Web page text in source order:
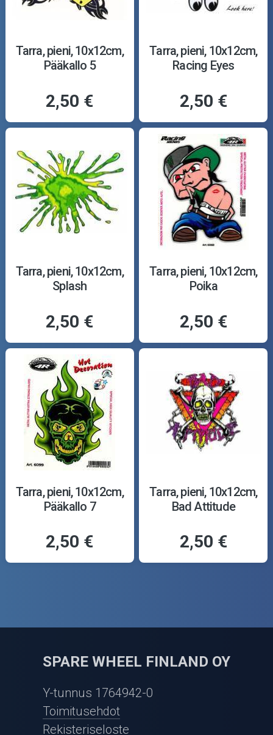
Tarra, pieni, 10x12cm,
Pääkallo 5
2,50 €
Tarra, pieni, 10x12cm,
Racing Eyes
2,50 €
Tarra, pieni, 10x12cm,
Splash
2,50 €
Tarra, pieni, 10x12cm,
Poika
2,50 €
Tarra, pieni, 10x12cm,
Pääkallo 7
2,50 €
Tarra, pieni, 10x12cm,
Bad Attitude
2,50 €
SPARE WHEEL FINLAND OY
Y-tunnus 1764942-0
Toimitusehdot
Rekisteriseloste